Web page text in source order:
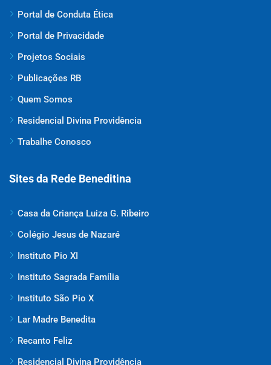
Portal de Conduta Ética
Portal de Privacidade
Projetos Sociais
Publicações RB
Quem Somos
Residencial Divina Providência
Trabalhe Conosco
Sites da Rede Beneditina
Casa da Criança Luiza G. Ribeiro
Colégio Jesus de Nazaré
Instituto Pio XI
Instituto Sagrada Família
Instituto São Pio X
Lar Madre Benedita
Recanto Feliz
Residencial Divina Providência